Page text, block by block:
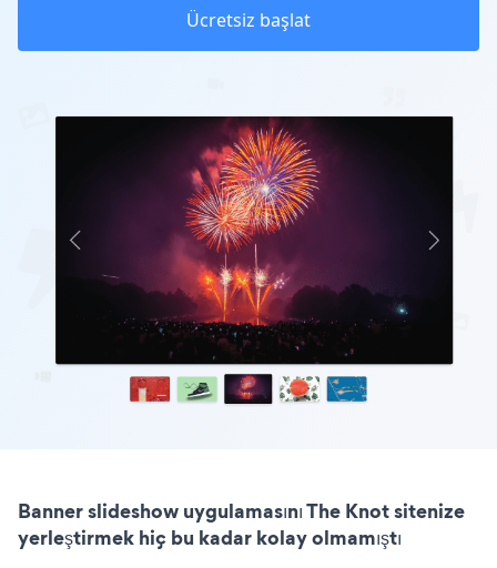
Ücretsiz başlat
Banner slideshow uygulamasını The Knot sitenize
yerleştirmek hiç bu kadar kolay olmamıştı